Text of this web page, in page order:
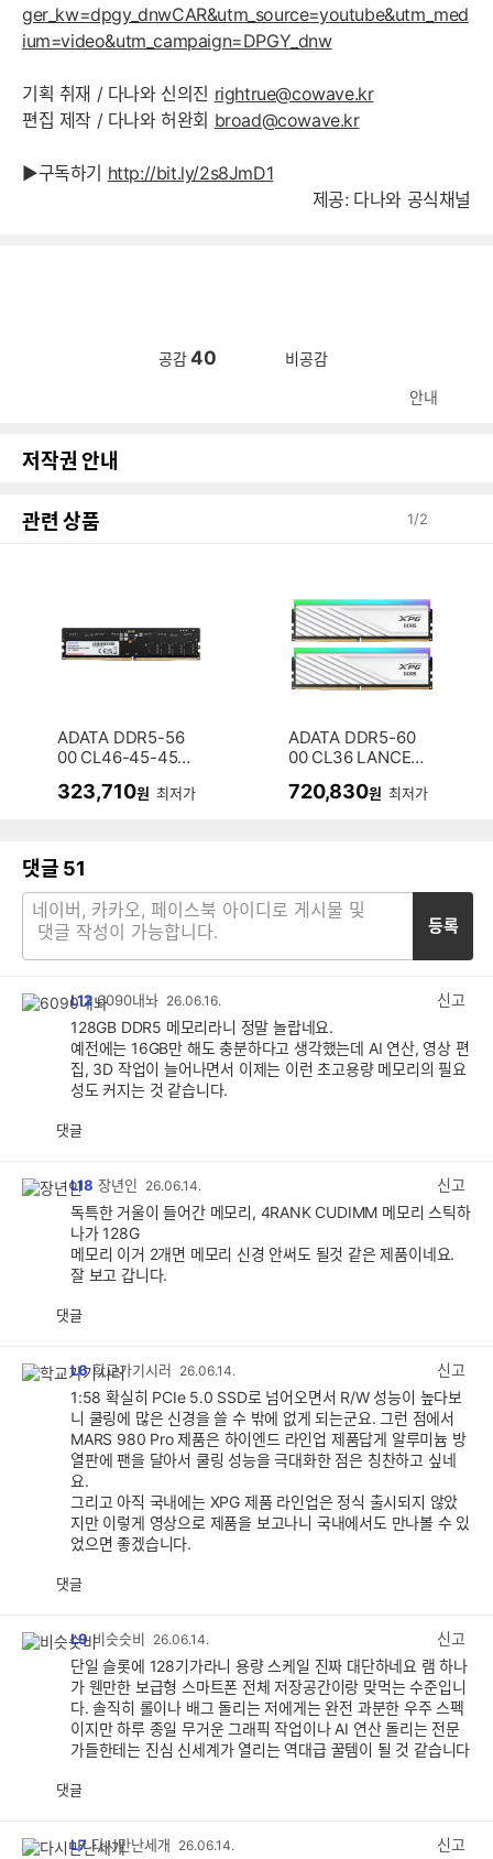
ger_kw=dpgy_dnwCAR&utm_source=youtube&utm_med
ium=video&utm_campaign=DPGY_dnw
기획 취재 / 다나와 신의진 rightrue@cowave.kr
편집 제작 / 다나와 허완회 broad@cowave.kr
▶구독하기 http://bit.ly/2s8JmD1
제공: 다나와 공식채널
공감 40 비공감
안내
저작권 안내
관련 상품 1/2
ADATA DDR5-56
00 CL46-45-45
323,710원 최저가
ADATA DDR5-60
00 CL36 LANCER
트 패키지 파인인포
720,830원 최저가
댓글 51
등록
L12 6090내놔 26.06.16.
신고
128GB DDR5 메모리라니 정말 놀랍네요.
예전에는 16GB만 해도 충분하다고 생각했는데 AI 연산, 영상 편
집, 3D 작업이 늘어나면서 이제는 이런 초고용량 메모리의 필요
성도 커지는 것 같습니다.
댓글
L18 장년인 26.06.14.
신고
독특한 거울이 들어간 메모리, 4RANK CUDIMM 메모리 스틱하
나가 128G
메모리 이거 2개면 메모리 신경 안써도 될것 같은 제품이네요.
잘 보고 갑니다.
댓글
L6 학교가기시러 26.06.14.
신고
1:58 확실히 PCIe 5.0 SSD로 넘어오면서 R/W 성능이 높다보
니 쿨링에 많은 신경을 쓸 수 밖에 없게 되는군요. 그런 점에서
MARS 980 Pro 제품은 하이엔드 라인업 제품답게 알루미늄 방
열판에 팬을 달아서 쿨링 성능을 극대화한 점은 칭찬하고 싶네
요.
그리고 아직 국내에는 XPG 제품 라인업은 정식 출시되지 않았
지만 이렇게 영상으로 제품을 보고나니 국내에서도 만나볼 수 있
었으면 좋겠습니다.
댓글
L9 비슷슷비 26.06.14.
신고
단일 슬롯에 128기가라니 용량 스케일 진짜 대단하네요 램 하나
가 웬만한 보급형 스마트폰 전체 저장공간이랑 맞먹는 수준입니
다. 솔직히 롤이나 배그 돌리는 저에게는 완전 과분한 우주 스펙
이지만 하루 종일 무거운 그래픽 작업이나 AI 연산 돌리는 전문
가들한테는 진심 신세계가 열리는 역대급 꿀템이 될 것 같습니다
댓글
L7 다시만난세개 26.06.14. 신고